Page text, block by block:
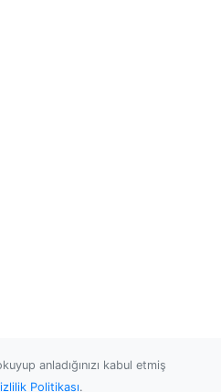
anladığınızı kabul etmiş
Politikası.